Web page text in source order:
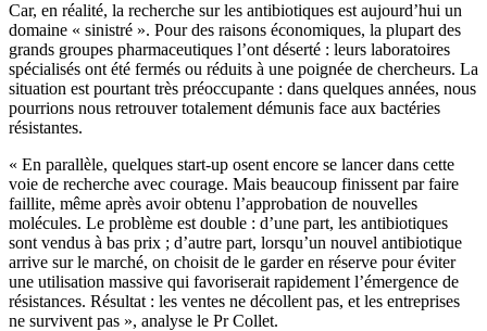
Car, en réalité, la recherche sur les antibiotiques est aujourd’hui un
domaine « sinistré ». Pour des raisons économiques, la plupart des
grands groupes pharmaceutiques l’ont déserté : leurs laboratoires
spécialisés ont été fermés ou réduits à une poignée de chercheurs. La
situation est pourtant très préoccupante : dans quelques années, nous
pourrions nous retrouver totalement démunis face aux bactéries
résistantes.
« En parallèle, quelques start-up osent encore se lancer dans cette
voie de recherche avec courage. Mais beaucoup finissent par faire
faillite, même après avoir obtenu l’approbation de nouvelles
molécules. Le problème est double : d’une part, les antibiotiques
sont vendus à bas prix ; d’autre part, lorsqu’un nouvel antibiotique
arrive sur le marché, on choisit de le garder en réserve pour éviter
une utilisation massive qui favoriserait rapidement l’émergence de
résistances. Résultat : les ventes ne décollent pas, et les entreprises
ne survivent pas », analyse le Pr Collet.